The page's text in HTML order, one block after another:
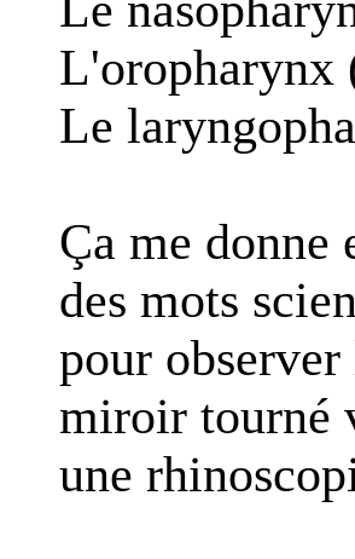
L'oropharynx
Le
Ça me donne
des mots
pour
miroir tourné
une